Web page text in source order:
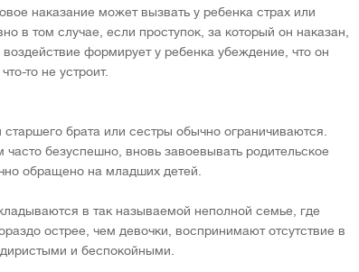
наказание может вызвать у ребенка страх или
в том случае, если проступок, за который он наказан,
формирует у ребенка убеждение, что он
то не устроит.
брата или сестры обычно ограничиваются.
безуспешно, вновь завоевывать родительское
обращено на младших детей.
в так называемой неполной семье, где
острее, чем девочки, воспринимают отсутствие в
и беспокойными.